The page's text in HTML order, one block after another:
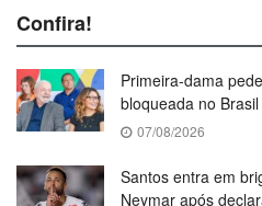
Confira!
Primeira-dama
bloqueada no Brasil
07/08/2026
Santos entra em
Neymar após